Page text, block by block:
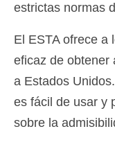
estrictas normas
El ESTA ofrece a
eficaz de obtener
a Estados
es fácil de usar y
sobre la